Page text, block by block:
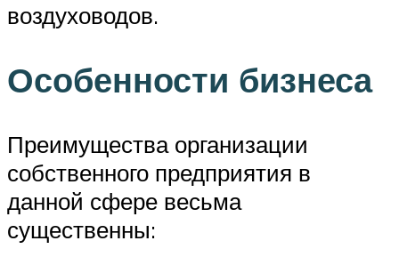
воздуховодов.
Особенности бизнеса
Преимущества организации
собственного предприятия в
данной сфере весьма
существенны: